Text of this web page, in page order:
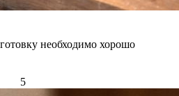
необходимо хорошо
5